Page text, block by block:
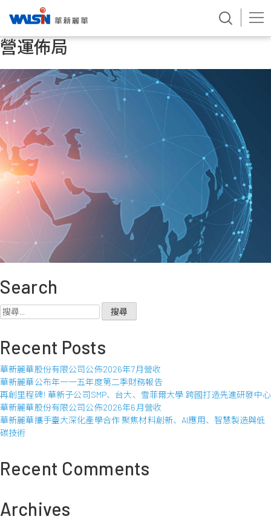
Skip
to
content
營運佈局
Search
搜
鍵
Recent Posts
華新麗華股份有限公司公佈2026年7月營收
華新麗華公布年一一五年度第二季財務報告
再創里程碑! 華新子公司SMP、台大、雪菲爾大學 跨國打造先進研發中心
華新麗華股份有限公司公佈2026年6月營收
華新麗華攜手臺大深化產學合作 聚焦材料創新、AI應用、智慧製造與低
碳技術
Recent Comments
Archives